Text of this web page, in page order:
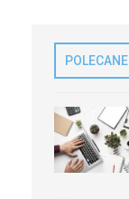
POLECANE